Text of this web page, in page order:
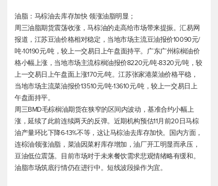
油脂：马棕油去库存加快 领涨油脂明显；
周三油脂期货震荡收涨，马棕油的走高给市场带来提振。汇易网
报道，江苏豆油价格相对稳定，当地市场主流豆油报价10090元/
吨-10190元/吨，较上一交易日上午盘面持平。广东广州棕榈油价
格小幅上涨，当地市场主流棕榈油报价8220元/吨-8320元/吨，较
上一交易日上午盘面上涨170元/吨。江苏张家港菜油价格平稳，
当地市场主流菜油报价13510元/吨-13610元/吨，较上一交易日上
午盘面持平。
周三BMD毛棕榈油期货在狭窄的区间内波动，基准合约小幅上
涨，延续了此前连续两天的反弹。近期机构预估11月前20日马棕
油产量环比下降6-13%不等，这让马棕油去库存加快。国内方面，
连棕油领涨油脂，菜油因菜籽库存增加，油厂开工明显而承压，
豆油低位震荡。目前市场对于未来餐饮需求悲观情绪略有缓和。
油脂市场筑底行情仍在进行中。短线波段操作为宜。